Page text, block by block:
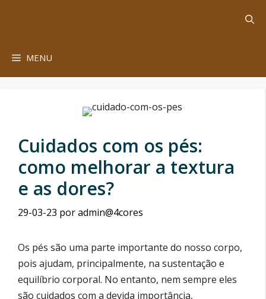
conteúdo
MENU
Cuidados com os pés:
como melhorar a textura
e as dores?
29-03-23 poradmin@4cores
Os pés são uma parte importante do nosso corpo,
pois ajudam, principalmente, na sustentação e
equilíbrio corporal. No entanto, nem sempre eles
são cuidados com a devida importância,